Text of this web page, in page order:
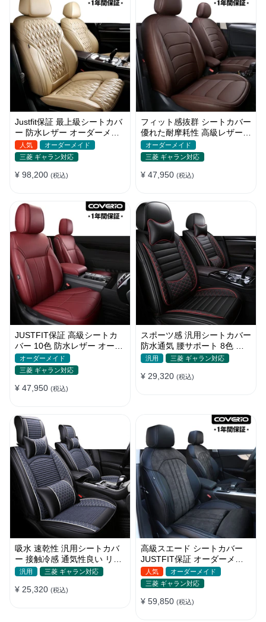
Justfit保証 最上級シートカバ
ー 防水レザー オーダーメイ
ド 6色 おしゃれ 全席セット
人気
オーダーメイド
三菱 ギャラン対応
¥ 98,200 (税込)
フィット感抜群 シートカバー
優れた耐摩耗性 高級レザー
オーダーメイド 防汚防水 お
しゃれ
オーダーメイド
三菱 ギャラン対応
¥ 47,950 (税込)
JUSTFIT保証 高級シートカ
バー 10色 防水レザー オーダ
ーメイド おしゃれ 全席セッ
ト
オーダーメイド
三菱 ギャラン対応
¥ 47,950 (税込)
スポーツ感 汎用シートカバー
防水通気 腰サポート 8色 耐
摩耗性 おしゃれ 全席セット
汎用 三菱 ギャラン対応
¥ 29,320 (税込)
吸水 速乾性 汎用シートカバ
ー 接触冷感 通気性良い リネ
ン 耐久性 おしゃれ 全席セッ
汎用 三菱 ギャラン対応
¥ 25,320 (税込)
高級スエード シートカバー
JUSTFIT保証 オーダーメイ
ド ロゴ入り 耐摩耗性 全席セ
ット
人気
オーダーメイド
三菱 ギャラン対応
¥ 59,850 (税込)